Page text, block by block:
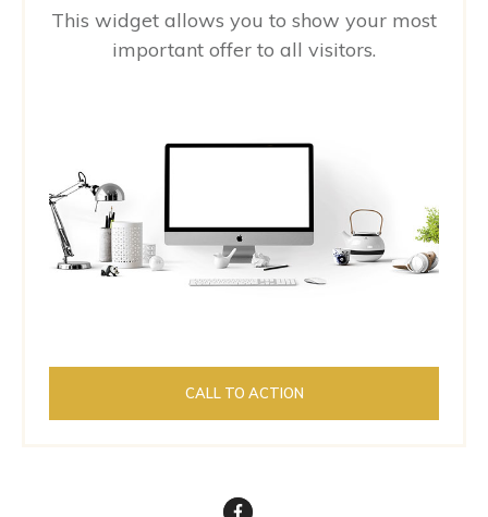
This widget allows you to show your most
important offer to all visitors.
CALL TO ACTION